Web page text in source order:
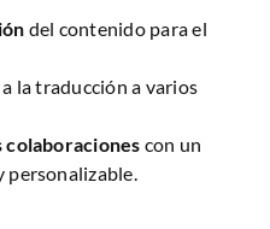
del contenido para el
la traducción a varios
colaboraciones con un
personalizable.